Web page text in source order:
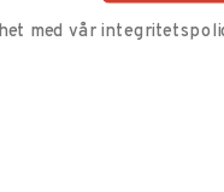
med vår